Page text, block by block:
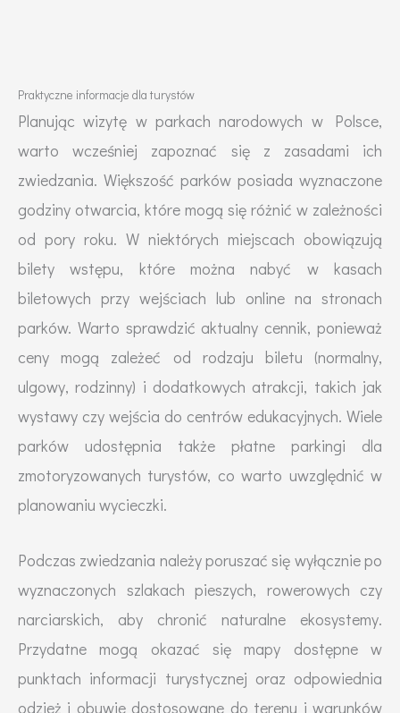
Praktyczne informacje dla turystów
Planując wizytę w parkach narodowych w Polsce,
warto wcześniej zapoznać się z zasadami ich
zwiedzania. Większość parków posiada wyznaczone
godziny otwarcia, które mogą się różnić w zależności
od pory roku. W niektórych miejscach obowiązują
bilety wstępu, które można nabyć w kasach
biletowych przy wejściach lub online na stronach
parków. Warto sprawdzić aktualny cennik, ponieważ
ceny mogą zależeć od rodzaju biletu (normalny,
ulgowy, rodzinny) i dodatkowych atrakcji, takich jak
wystawy czy wejścia do centrów edukacyjnych. Wiele
parków udostępnia także płatne parkingi dla
zmotoryzowanych turystów, co warto uwzględnić w
planowaniu wycieczki.
Podczas zwiedzania należy poruszać się wyłącznie po
wyznaczonych szlakach pieszych, rowerowych czy
narciarskich, aby chronić naturalne ekosystemy.
Przydatne mogą okazać się mapy dostępne w
punktach informacji turystycznej oraz odpowiednia
odzież i obuwie dostosowane do terenu i warunków